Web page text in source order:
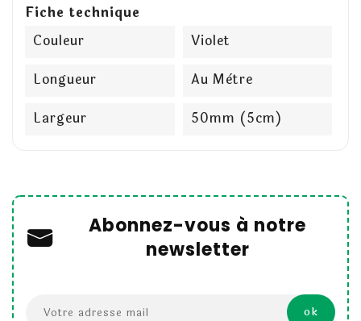
Fiche technique
Couleur
Violet
Longueur
Au Mètre
Largeur
50mm (5cm)
Abonnez-vous à notre
newsletter